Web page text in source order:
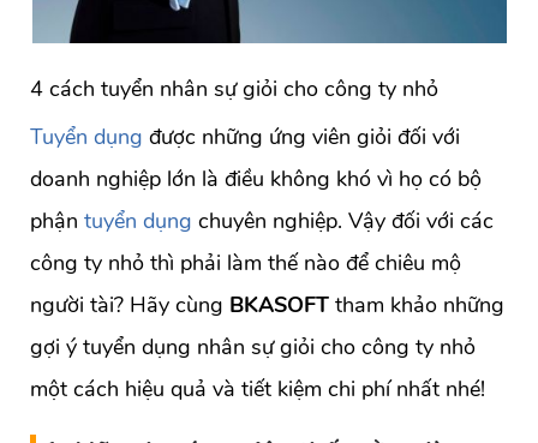
4 cách tuyển nhân sự giỏi cho công ty nhỏ
Tuyển dụng được những ứng viên giỏi đối với
doanh nghiệp lớn là điều không khó vì họ có bộ
phận tuyển dụng chuyên nghiệp. Vậy đối với các
công ty nhỏ thì phải làm thế nào để chiêu mộ
người tài? Hãy cùng BKASOFT tham khảo những
gợi ý tuyển dụng nhân sự giỏi cho công ty nhỏ
một cách hiệu quả và tiết kiệm chi phí nhất nhé!